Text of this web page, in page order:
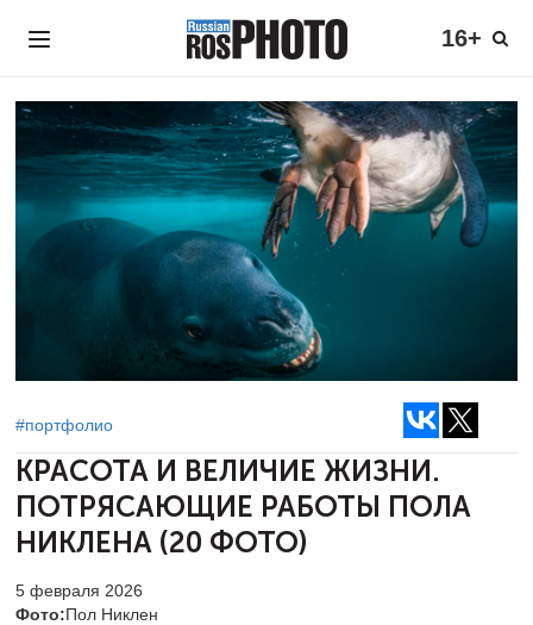
16+
#портфолио
КРАСОТА И ВЕЛИЧИЕ ЖИЗНИ.
ПОТРЯСАЮЩИЕ РАБОТЫ ПОЛА
НИКЛЕНА (20 ФОТО)
5 февраля 2026
Фото:Пол Никлен